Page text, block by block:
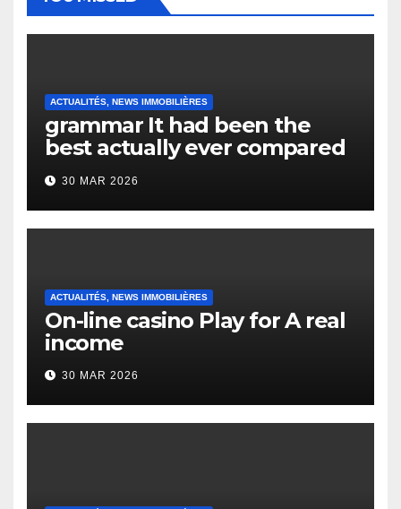
ACTUALITÉS, NEWS IMMOBILIÈRES
grammar It had been the
best actually ever compared
to it’s the top actually?
English Vocabulary Learners
Heap Change
30 MAR 2026
ACTUALITÉS, NEWS IMMOBILIÈRES
On-line casino Play for A real
income
30 MAR 2026